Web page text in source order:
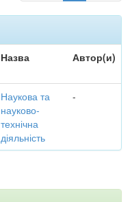
Назва Автор(и)
Наукова та
науково-
технічна
діяльність
-